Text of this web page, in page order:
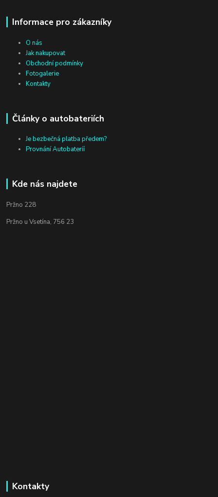
Informace pro zákazníky
O nás
Jak nakupovat
Obchodní podmínky
Fotogalerie
Kontakty
Články o autobateriích
Je bezbečná platba předem?
Provnání Autobateríí
Kde nás najdete
Pržno 228
Pržno u Vsetína, 756 23
Kontakty